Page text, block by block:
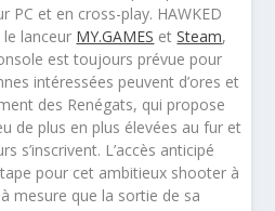
PC et en cross-play. HAWKED
lanceur MY.GAMES etSteam,
est toujours prévue pour
intéressées peuvent d’ores et
des Renégats, qui propose
de plus en plus élevées au fur et
s’inscrivent. L’accès anticipé
pour cet ambitieux shooter à
mesure que la sortie de sa